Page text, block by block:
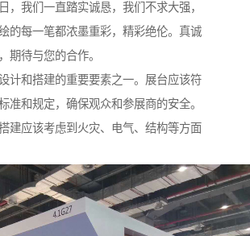
，我们一直踏实诚恳，我们不求大强，
的每一笔都浓墨重彩，精彩绝伦。真诚
期待与您的合作。
计和搭建的重要要素之一。展台应该符
准和规定，确保观众和参展商的安全。
建应该考虑到火灾、电气、结构等方面